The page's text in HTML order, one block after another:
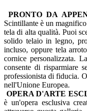
PRONTO DA
Scintillante è un
tela di alta qualità. Puoi
solido telaio in legno,
incluso, oppure tela
cornice personalizzata.
consente di risparmiare
professionista di fiducia.
nell'Unione Europea.
OPERA D'ARTE
è un'opera esclusiva